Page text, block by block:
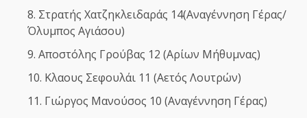
Στρατής Χατζηκλειδαράς 14(Αναγέννηση Γέρας/
Όλυμπος Αγιάσου)
Αποστόλης Γρούβας 12 (Αρίων Μήθυμνας)
Κλαους Σεφουλάι 11 (Αετός Λουτρών)
Γιώργος Μανούσος 10 (Αναγέννηση Γέρας)